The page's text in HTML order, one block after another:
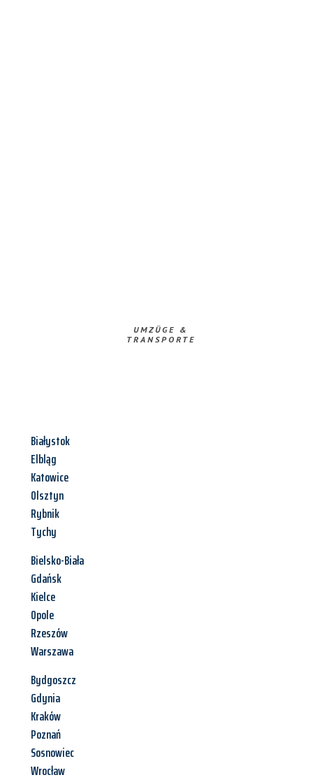
UMZÜGE &
TRANSPORTE
Białystok
Elbląg
Katowice
Olsztyn
Rybnik
Tychy
Bielsko-Biała
Gdańsk
Kielce
Opole
Rzeszów
Warszawa
Bydgoszcz
Gdynia
Kraków
Poznań
Sosnowiec
Wrocław